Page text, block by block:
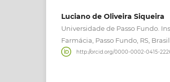
Luciano de Oliveira Siqueira
Universidade de Passo Fundo.
Farmácia, Passo Fundo, RS, Brasil.
http://orcid.org/0000-0002-0415-